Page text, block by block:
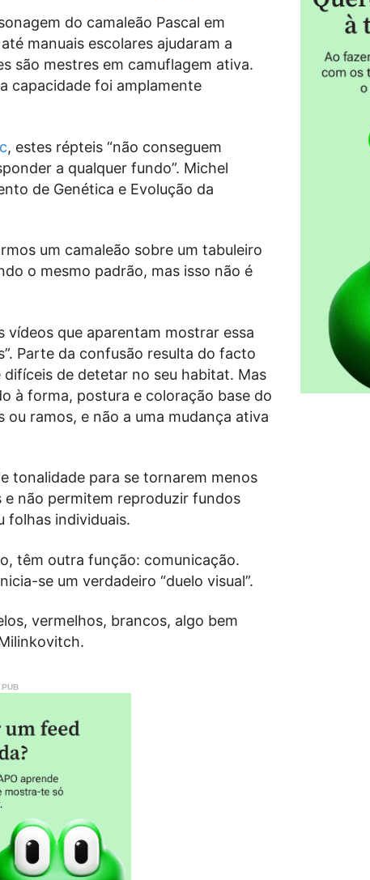
do camaleão Pascal em
manuais escolares ajudaram a
são mestres em camuflagem ativa.
capacidade foi amplamente
, estes répteis “não conseguem
a qualquer fundo”. Michel
de Genética e Evolução da
um camaleão sobre um tabuleiro
o mesmo padrão, mas isso não é
que aparentam mostrar essa
Parte da confusão resulta do facto
de detetar no seu habitat. Mas
à forma, postura e coloração base do
ou ramos, e não a uma mudança ativa
tonalidade para se tornarem menos
e não permitem reproduzir fundos
folhas individuais.
têm outra função: comunicação.
se um verdadeiro “duelo visual”.
vermelhos, brancos, algo bem